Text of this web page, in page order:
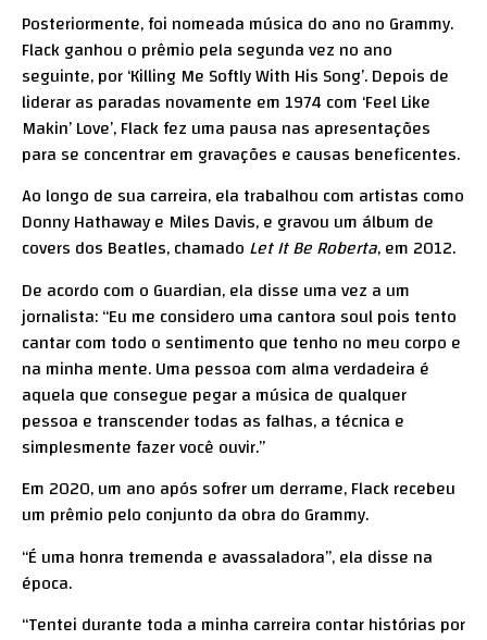
Posteriormente, foi nomeada música do ano no Grammy.
Flack ganhou o prêmio pela segunda vez no ano
seguinte, por ‘Killing Me Softly With His Song’. Depois de
liderar as paradas novamente em 1974 com ‘Feel Like
Makin’ Love’, Flack fez uma pausa nas apresentações
para se concentrar em gravações e causas beneficentes.
Ao longo de sua carreira, ela trabalhou com artistas como
Donny Hathaway e Miles Davis, e gravou um álbum de
covers dos Beatles, chamado Let It Be Roberta, em 2012.
De acordo com o Guardian, ela disse uma vez a um
jornalista: “Eu me considero uma cantora soul pois tento
cantar com todo o sentimento que tenho no meu corpo e
na minha mente. Uma pessoa com alma verdadeira é
aquela que consegue pegar a música de qualquer
pessoa e transcender todas as falhas, a técnica e
simplesmente fazer você ouvir.”
Em 2020, um ano após sofrer um derrame, Flack recebeu
um prêmio pelo conjunto da obra do Grammy.
“É uma honra tremenda e avassaladora”, ela disse na
época.
“Tentei durante toda a minha carreira contar histórias por